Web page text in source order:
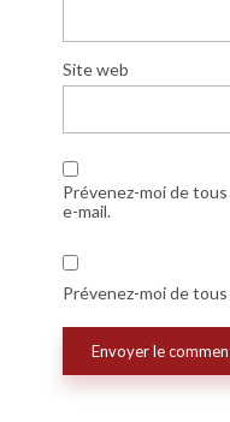
Site web
Prévenez-moi de
e-mail.
Prévenez-moi de